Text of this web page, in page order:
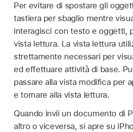
Per evitare di spostare gli
tastiera per sbaglio mentre
interagisci con testo e oggetti,
vista lettura. La vista lettura
strettamente necessari per
ed effettuare attività di base.
passare alla vista modifica per
e tornare alla vista lettura.
Quando invii un documento di
altro o viceversa, si apre su